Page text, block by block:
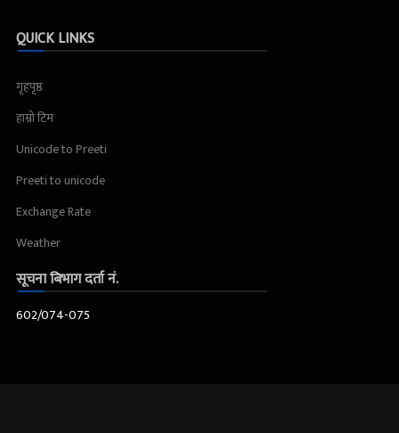
QUICK LINKS
गृहपृष्ठ
हाम्रो टिम
Unicode to Preeti
Preeti to unicode
Exchange Rate
Weather
सूचना बिभाग दर्ता नं.
602/074-075